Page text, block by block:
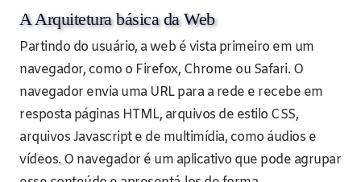
A Arquitetura básica da Web
Partindo do usuário, a web é vista primeiro em um
navegador, como o Firefox, Chrome ou Safari. O
navegador envia uma URL para a rede e recebe em
resposta páginas HTML, arquivos de estilo CSS,
arquivos Javascript e de multimídia, como áudios e
vídeos. O navegador é um aplicativo que pode agrupar